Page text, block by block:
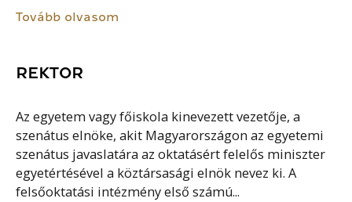
Tovább olvasom
REKTOR
Az egyetem vagy főiskola kinevezett vezetője, a
szenátus elnöke, akit Magyarországon az egyetemi
szenátus javaslatára az oktatásért felelős miniszter
egyetértésével a köztársasági elnök nevez ki. A
felsőoktatási intézmény első számú...